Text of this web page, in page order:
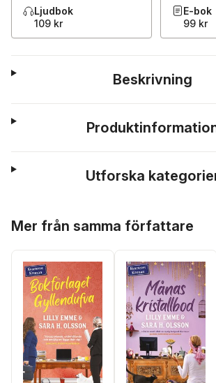
Ljudbok
109 kr
E-bok
99 kr
Beskrivning
Utforska
Mer från samma författare